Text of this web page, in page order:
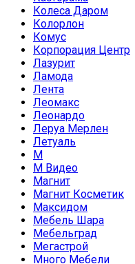
Колеса Даром
Колорлон
Комус
Корпорация Центр
Лазурит
Ламода
Лента
Леомакс
Леонардо
Леруа Мерлен
Летуаль
М
М Видео
Магнит
Магнит Косметик
Максидом
Мебель Шара
Мебельград
Мегастрой
Много Мебели